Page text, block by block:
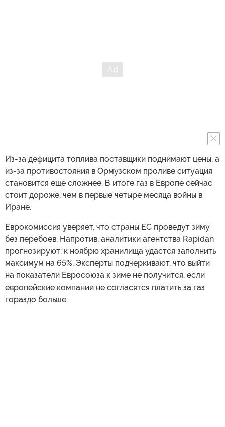
Из-за дефицита топлива поставщики поднимают цены, а
из-за противостояния в Ормузском проливе ситуация
становится еще сложнее. В итоге газ в Европе сейчас
стоит дороже, чем в первые четыре месяца войны в
Иране.
Еврокомиссия уверяет, что страны ЕС проведут зиму
без перебоев. Напротив, аналитики агентства Rapidan
прогнозируют: к ноябрю хранилища удастся заполнить
максимум на 65%. Эксперты подчеркивают, что выйти
на показатели Евросоюза к зиме не получится, если
европейские компании не согласятся платить за газ
гораздо больше.